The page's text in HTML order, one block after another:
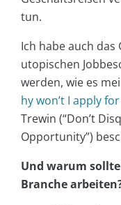
tun.
Ich habe auch das
utopischen
werden, wie es
hy won’t I apply
Trewin (“Don’t
Opportunity”)
Und warum
Branche